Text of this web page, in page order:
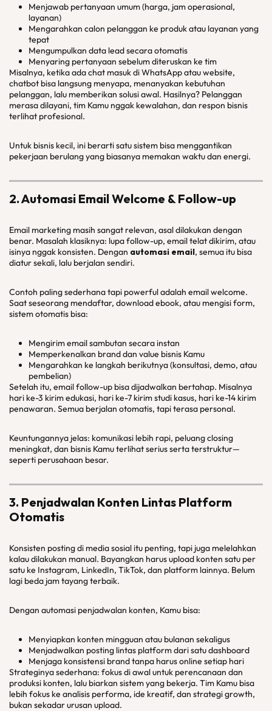
Menjawab pertanyaan umum (harga, jam operasional,
layanan)
Mengarahkan calon pelanggan ke produk atau layanan yang
tepat
Mengumpulkan data lead secara otomatis
Menyaring pertanyaan sebelum diteruskan ke tim
Misalnya, ketika ada chat masuk di WhatsApp atau website,
chatbot bisa langsung menyapa, menanyakan kebutuhan
pelanggan, lalu memberikan solusi awal. Hasilnya? Pelanggan
merasa dilayani, tim Kamu nggak kewalahan, dan respon bisnis
terlihat profesional.
Untuk bisnis kecil, ini berarti satu sistem bisa menggantikan
pekerjaan berulang yang biasanya memakan waktu dan energi.
2. Automasi Email Welcome & Follow-up
Email marketing masih sangat relevan, asal dilakukan dengan
benar. Masalah klasiknya: lupa follow-up, email telat dikirim, atau
isinya nggak konsisten. Dengan automasi email, semua itu bisa
diatur sekali, lalu berjalan sendiri.
Contoh paling sederhana tapi powerful adalah email welcome.
Saat seseorang mendaftar, download ebook, atau mengisi form,
sistem otomatis bisa:
Mengirim email sambutan secara instan
Memperkenalkan brand dan value bisnis Kamu
Mengarahkan ke langkah berikutnya (konsultasi, demo, atau
pembelian)
Setelah itu, email follow-up bisa dijadwalkan bertahap. Misalnya
hari ke-3 kirim edukasi, hari ke-7 kirim studi kasus, hari ke-14 kirim
penawaran. Semua berjalan otomatis, tapi terasa personal.
Keuntungannya jelas: komunikasi lebih rapi, peluang closing
meningkat, dan bisnis Kamu terlihat serius serta terstruktur—
seperti perusahaan besar.
3. Penjadwalan Konten Lintas Platform
Otomatis
Konsisten posting di media sosial itu penting, tapi juga melelahkan
kalau dilakukan manual. Bayangkan harus upload konten satu per
satu ke Instagram, LinkedIn, TikTok, dan platform lainnya. Belum
lagi beda jam tayang terbaik.
Dengan automasi penjadwalan konten, Kamu bisa:
Menyiapkan konten mingguan atau bulanan sekaligus
Menjadwalkan posting lintas platform dari satu dashboard
Menjaga konsistensi brand tanpa harus online setiap hari
Strateginya sederhana: fokus di awal untuk perencanaan dan
produksi konten, lalu biarkan sistem yang bekerja. Tim Kamu bisa
lebih fokus ke analisis performa, ide kreatif, dan strategi growth,
bukan sekadar urusan upload.